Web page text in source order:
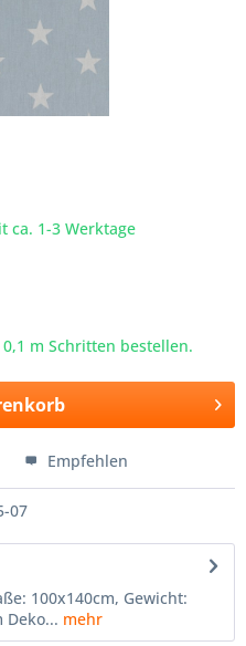
ca. 1-3 Werktage
m Schritten bestellen.
Empfehlen
07
100x140cm, Gewicht:
Deko... mehr